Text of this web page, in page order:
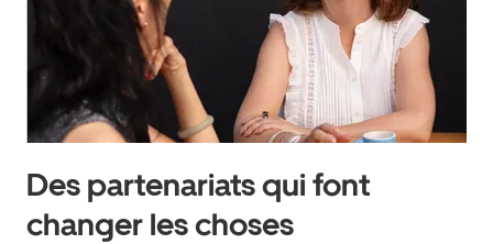
Des partenariats qui font
changer les choses